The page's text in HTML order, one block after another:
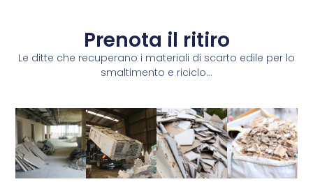
Prenota il ritiro
Le ditte che recuperano i materiali di scarto edile per lo
smaltimento e riciclo...